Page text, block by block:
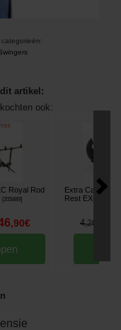
artikel:
ook:
Royal Rod
[205889]
,90€
Extra Carp
Rest EXC 5161
4,20